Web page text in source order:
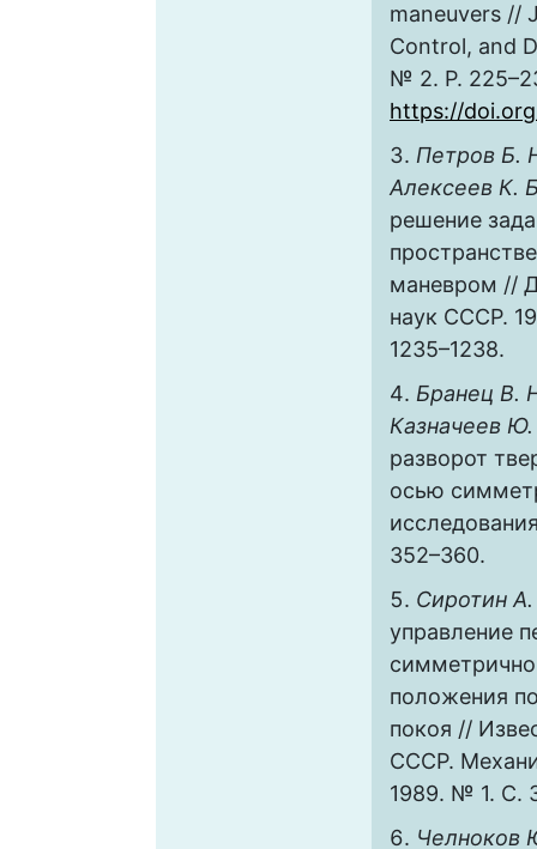
maneuvers //
Control, and
№ 2. P.
https://
Петров Б.
Алексеев К.
решение
маневром //
наук СССР.
1235–1238.
Бранец В.
Казначеев
разворот
осью
352–360.
Сиротин
управление
положения
покоя //
СССР.
1989. № 1. С.
Челноков